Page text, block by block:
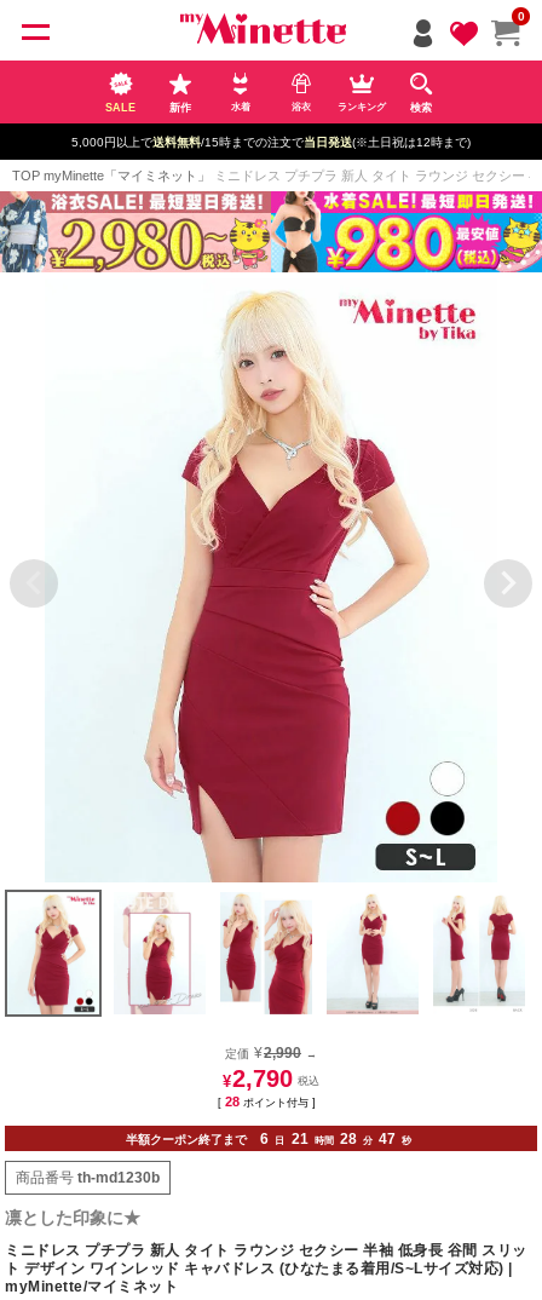
0
SALE 新作 水着 浴衣 ランキング 検索
5,000円以上で送料無料/15時までの注文で当日発送(※土日祝は12時まで)
TOP myMinette「マイミネット」 ミニドレス プチプラ 新人 タイト ラウンジ セクシー
定価 ¥2,990 →
¥2,790
[ 28 ポイント付与 ]
半額クーポン終了まで 6 日 21 時間 28 分 46 秒
商品番号 th-md1230b
凛とした印象に★
ミニドレス プチプラ 新人 タイト ラウンジ セクシー 半袖 低身長 谷間 スリッ
ト デザイン ワインレッド キャバドレス (ひなたまる着用/S~Lサイズ対応) |
myMinette/マイミネット
ペー
ジト
ップ